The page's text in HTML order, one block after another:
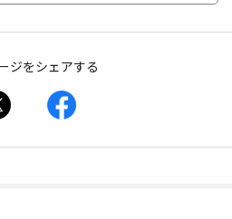
ジをシェアする